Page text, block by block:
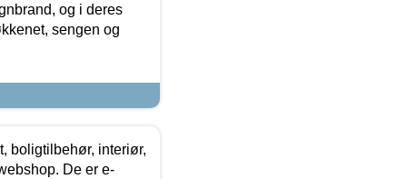
og i deres
sengen og
boligtilbehør, interiør,
De er e-